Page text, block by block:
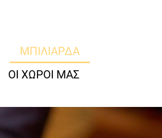
ΜΠΙΛΙΑΡΔΑ
ΟΙ ΧΩΡΟΙ ΜΑΣ